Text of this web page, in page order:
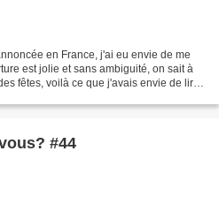
en France, j'ai eu envie de me
est jolie et sans ambiguité, on sait à
fêtes, voilà ce que j'avais envie de lire.
#44